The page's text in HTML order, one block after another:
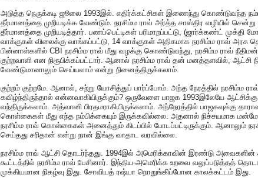
அடுத்த நெருக்கடி ஜூலை 1993இல். எதிர்க்கட்சிகள் இணைந்து கொண்டுவந்த
தீர்மானத்தை முறியடிக்க வேண்டும். நரசிம்ம ராவ் அர்த்த சாஸ்திர வழியில்
தீர்மானத்தை முறியடித்தார். பணப்பெட்டிகள் பரிமாறப்பட்டு, (ஜார்க்கண்ட் முக்தி
வாக்குகள் விலைக்கு வாங்கப்பட்டு, 14 வாக்குகள் அதிகமாக நரசிம்ம ராவ் அரசு
பின்னாள்களில் CBI நரசிம்ம ராவ் மீது வழக்கு கொண்டுவந்து, நரசிம்ம ராவ்
குற்றவாளி என நிரூபிக்கப்பட்டார். ஆனால் நரசிம்ம ராவ் தன் மனத்தளவில்,
வேண்டுமானாலும் செய்யலாம் என்று நினைத்திருக்கலாம்.
குற்றம் குற்றமே. ஆனால், சற்று யோசித்துப் பார்ப்போம். அந்த நேரத்தில் நரசிம்ம
கவிழ்ந்திருந்தால் என்னவாகியிருக்கும்? ஒருவேளை பாஜக 1993இலேயே ஆட்சிக்கு
வந்திருக்கலாம். அத்வானி பிரதமராகியிருக்கலாம். அந்நேரத்தில் பாஜகவுக்கு
கொள்கைகள் மீது எந்த நம்பிக்கையும் இருக்கவில்லை. அதனால் நிச்சயமாக
நரசிம்ம ராவ் கொள்கைகள் அனைத்தும் கிடப்பில் போடப்பட்டிருக்கும். ஆனாலும்
செய்தது சரிதான் என்று நான் இங்கு வாதாட வரவில்லை.
நரசிம்ம ராவ் ஆட்சி தொடர்ந்தது. 1994இல் அமெரிக்காவின் இரண்டு அவைகளின்
கூட்டத்தில் நரசிம்ம ராவ் பேசினார். இந்திய-அமெரிக்க உறவை வலுப்படுத்தத்
முக்கியமான நிகழ்வு இது. சோவியத் ரஷ்யா நொறுங்கிப்போன காலக்கட்டம் இது.